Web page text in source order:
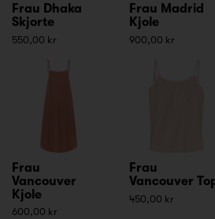
Frau Dhaka
Skjorte
550,00 kr
Frau Madrid
Kjole
900,00 kr
Frau
Vancouver
Kjole
600,00 kr
Frau
Vancouver
450,00 kr